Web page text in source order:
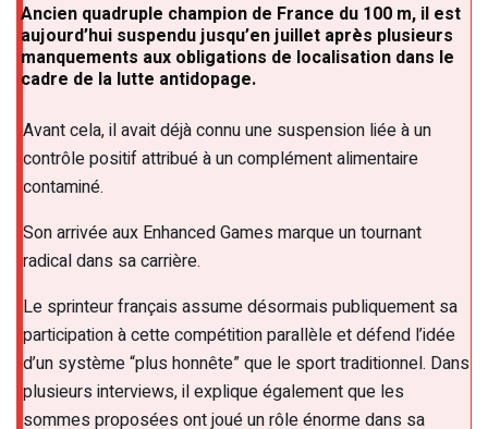
Ancien quadruple champion de France du 100 m, il est
aujourd’hui suspendu jusqu’en juillet après plusieurs
manquements aux obligations de localisation dans le
cadre de la lutte antidopage.
Avant cela, il avait déjà connu une suspension liée à un
contrôle positif attribué à un complément alimentaire
contaminé.
Son arrivée aux Enhanced Games marque un tournant
radical dans sa carrière.
Le sprinteur français assume désormais publiquement sa
participation à cette compétition parallèle et défend l’idée
d’un système “plus honnête” que le sport traditionnel. Dans
plusieurs interviews, il explique également que les
sommes proposées ont joué un rôle énorme dans sa